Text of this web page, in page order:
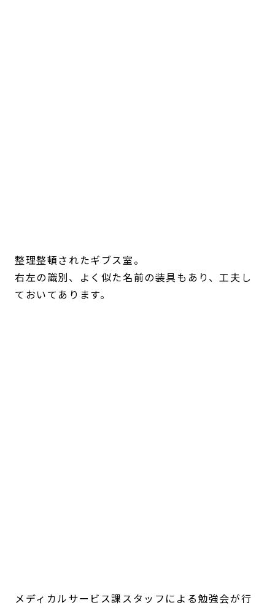
整理整頓されたギブス室。
右左の識別、よく似た名前の装具もあり、工夫し
ておいてあります。
メディカルサービス課スタッフによる勉強会が行